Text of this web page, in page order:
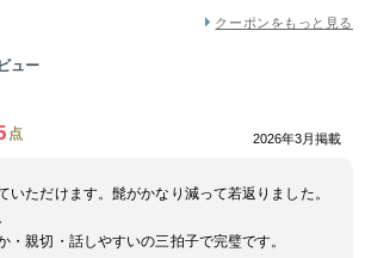
クーポンをもっと見る
ュー
点 2026年3月掲載
いただけます。髭がかなり減って若返りました。
・親切・話しやすいの三拍子で完璧です。